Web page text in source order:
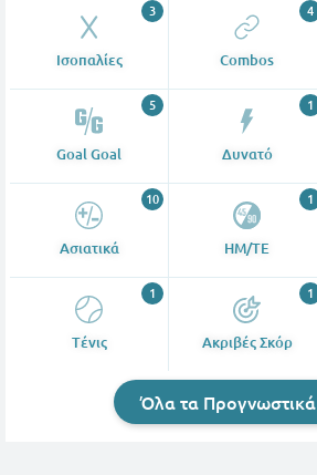
Ισοπαλίες
3
Combos
4
Goal Goal
5
Δυνατό
1
Ασιατικά
10
ΗΜ/ΤΕ
1
Tένις
1
Ακριβές Σκόρ
1
Όλα τα Προγνωστικά